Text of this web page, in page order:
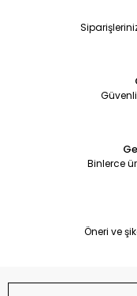
Binlerce
Öneri ve